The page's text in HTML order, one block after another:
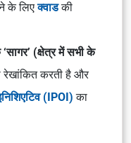
के लिएक्वाडकी
(क्षेत्र में सभी के
रेखांकित करती है और
(IPOI) का